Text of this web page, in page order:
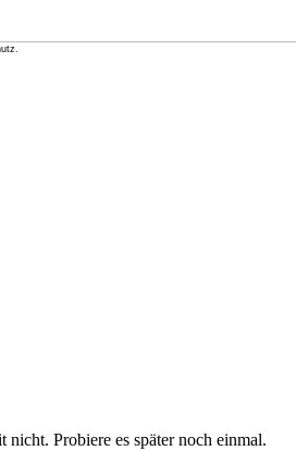
Probiere es später noch einmal.